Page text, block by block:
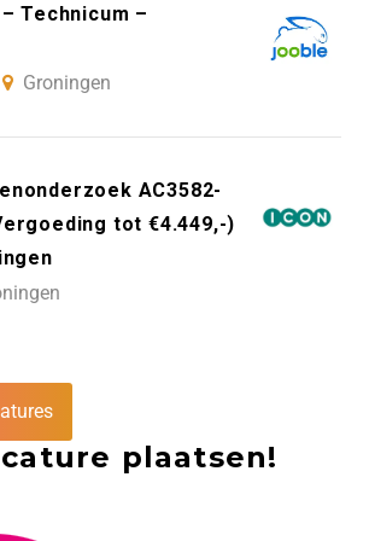
Technicum –
Groningen
AC3582-
tot €4.449,-)
plaatsen!